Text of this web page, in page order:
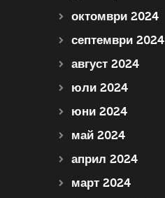
октомври 2024
септември 2024
август 2024
юли 2024
юни 2024
май 2024
април 2024
март 2024